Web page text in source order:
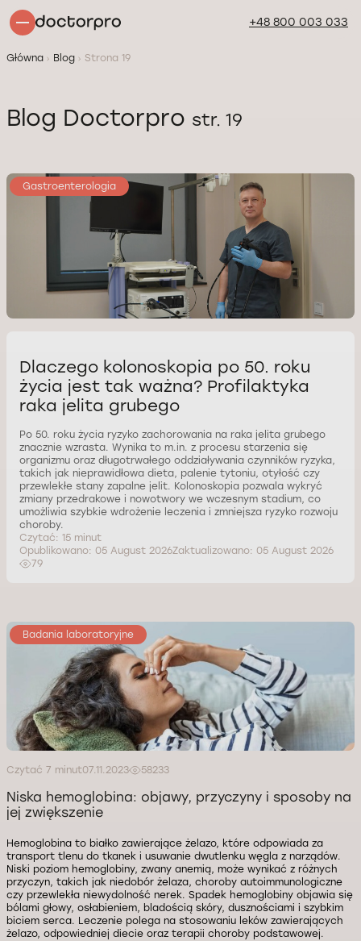
+48 800 003 033
Główna Blog Strona 19
Blog Doctorpro str. 19
Gastroenterologia
Dlaczego kolonoskopia po 50. roku
życia jest tak ważna? Profilaktyka
raka jelita grubego
Po 50. roku życia ryzyko zachorowania na raka jelita grubego
znacznie wzrasta. Wynika to m.in. z procesu starzenia się
organizmu oraz długotrwałego oddziaływania czynników ryzyka,
takich jak nieprawidłowa dieta, palenie tytoniu, otyłość czy
przewlekłe stany zapalne jelit. Kolonoskopia pozwala wykryć
zmiany przedrakowe i nowotwory we wczesnym stadium, co
umożliwia szybkie wdrożenie leczenia i zmniejsza ryzyko rozwoju
choroby.
Czytać: 15 minut
Opublikowano: 05 August 2026Zaktualizowano: 05 August 2026
79
Badania laboratoryjne
Czytać 7 minut07.11.2023 58233
Niska hemoglobina: objawy, przyczyny i sposoby na
jej zwiększenie
Hemoglobina to białko zawierające żelazo, które odpowiada za
transport tlenu do tkanek i usuwanie dwutlenku węgla z narządów.
Niski poziom hemoglobiny, zwany anemią, może wynikać z różnych
przyczyn, takich jak niedobór żelaza, choroby autoimmunologiczne
czy przewlekła niewydolność nerek. Spadek hemoglobiny objawia się
bólami głowy, osłabieniem, bladością skóry, dusznościami i szybkim
biciem serca. Leczenie polega na stosowaniu leków zawierających
żelazo, odpowiedniej diecie oraz terapii choroby podstawowej.